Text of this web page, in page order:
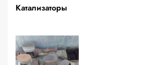
Катализаторы